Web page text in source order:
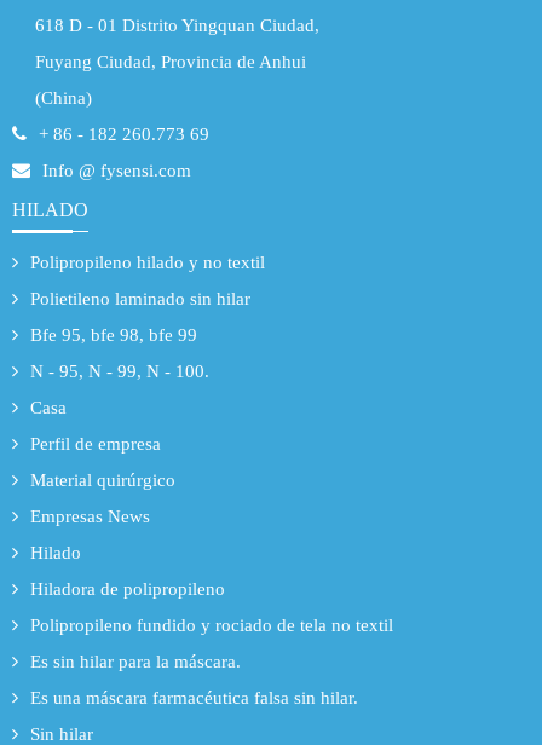
618 D - 01 Distrito Yingquan Ciudad,
Fuyang Ciudad, Provincia de Anhui
(China)
+ 86 - 182 260.773 69
Info @ fysensi.com
HILADO
Polipropileno hilado y no textil
Polietileno laminado sin hilar
Bfe 95, bfe 98, bfe 99
N - 95, N - 99, N - 100.
Casa
Perfil de empresa
Material quirúrgico
Empresas News
Hilado
Hiladora de polipropileno
Polipropileno fundido y rociado de tela no textil
Es sin hilar para la máscara.
Es una máscara farmacéutica falsa sin hilar.
Sin hilar